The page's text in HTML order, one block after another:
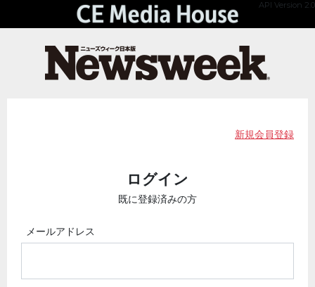
API Version 2.0
新規会員登録
ログイン
既に登録済みの方
メールアドレス